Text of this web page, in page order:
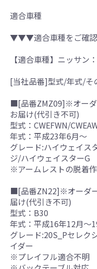
適合車種
▼▼▼適合車種をご確
【適合車種】ニッサン
[当社品番]型式/年式/そ
■[品番ZMZ09]※オーダ
お届け(代引き不可)
型式：CWEFWN/
年式：平成23年6月～
グレード:ハイウェイス
ジ/ハイウェイスターG
※アームレストの脱着
■[品番ZN22]※オーダ
届け(代引き不可)
型式：B30
年式：平成16年12月～
グレード:20S_Pセレク
イダー
※プレイフル適合不明